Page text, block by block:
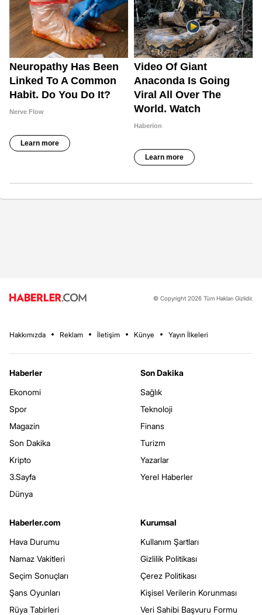
© Copyright 2026 Tüm Hakları Gizlidir.
Hakkımızda Reklam İletişim Künye Yayın İlkeleri
Haberler
Ekonomi
Spor
Magazin
Son Dakika
Kripto
3.Sayfa
Dünya
Son Dakika
Sağlık
Teknoloji
Finans
Turizm
Yazarlar
Yerel Haberler
Haberler.com
Hava Durumu
Namaz Vakitleri
Seçim Sonuçları
Şans Oyunları
Rüya Tabirleri
Kurumsal
Kullanım Şartları
Gizlilik Politikası
Çerez Politikası
Kişisel Verilerin Korunması
Veri Sahibi Başvuru Formu